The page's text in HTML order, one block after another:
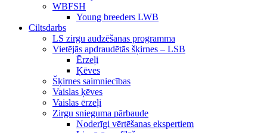
WBFSH
Young breeders LWB
Ciltsdarbs
LS zirgu audzēšanas programma
Vietējās apdraudētās šķirnes – LSB
Ērzeļi
Ķēves
Šķirnes saimniecības
Vaislas ķēves
Vaislas ērzeļi
Zirgu snieguma pārbaude
Noderīgi vērtēšanas ekspertiem